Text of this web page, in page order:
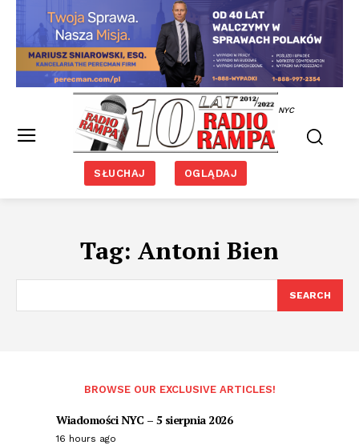
NYC
SŁUCHAJ OGLĄDAJ
Tag: Antoni Bien
SEARCH
BROWSE OUR EXCLUSIVE ARTICLES!
Wiadomości NYC – 5 sierpnia 2026
16 hours ago